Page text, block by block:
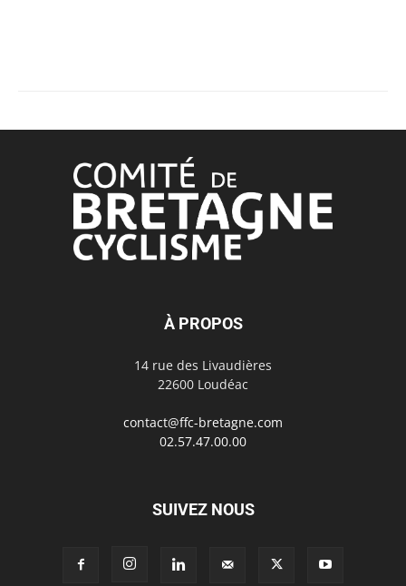
À PROPOS
14 rue des Livaudières
22600 Loudéac
contact@ffc-bretagne.com
02.57.47.00.00
SUIVEZ NOUS